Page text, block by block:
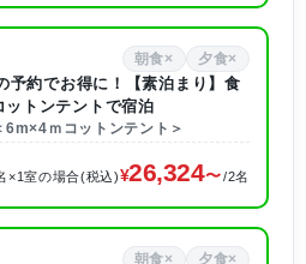
朝食× 夕食×
予約でお得に！【素泊まり】食
トンテントで宿泊
6m×4ｍコットンテント＞
×1室の場合(税込) 26,324 /2名
朝食× 夕食×